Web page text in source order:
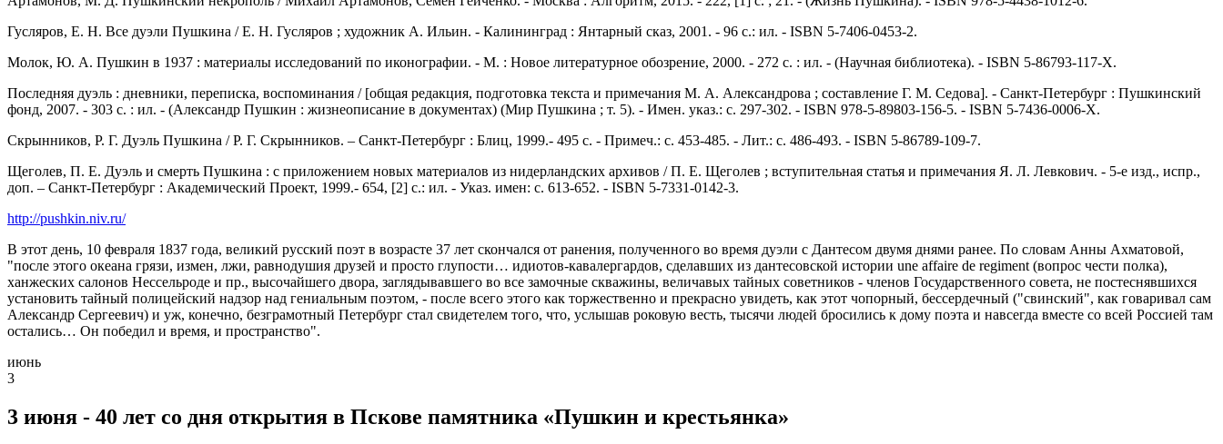
Гусляров, Е. Н. Все дуэли Пушкина / Е. Н. Гусляров ; художник А. Ильин. - Калининград : Янтарный сказ, 2001. - 96 с.: ил. - ISBN 5-7406-0453-2.
Молок, Ю. А. Пушкин в 1937 : материалы исследований по иконографии. - М. : Новое литературное обозрение, 2000. - 272 с. : ил. - (Научная библиотека). - ISBN 5-86793-117-X.
Последняя дуэль : дневники, переписка, воспоминания / [общая редакция, подготовка текста и примечания М. А. Александрова ; составление Г. М. Седова]. - Санкт-Петербург : Пушкинский
фонд, 2007. - 303 с. : ил. - (Александр Пушкин : жизнеописание в документах) (Мир Пушкина ; т. 5). - Имен. указ.: с. 297-302. - ISBN 978-5-89803-156-5. - ISBN 5-7436-0006-X.
Скрынников, Р. Г. Дуэль Пушкина / Р. Г. Скрынников. – Санкт-Петербург : Блиц, 1999.- 495 с. - Примеч.: с. 453-485. - Лит.: с. 486-493. - ISBN 5-86789-109-7.
Щеголев, П. Е. Дуэль и смерть Пушкина : с приложением новых материалов из нидерландских архивов / П. Е. Щеголев ; вступительная статья и примечания Я. Л. Левкович. - 5-е изд., испр.,
доп. – Санкт-Петербург : Академический Проект, 1999.- 654, [2] с.: ил. - Указ. имен: с. 613-652. - ISBN 5-7331-0142-3.
http://pushkin.niv.ru/
В этот день, 10 февраля 1837 года, великий русский поэт в возрасте 37 лет скончался от ранения, полученного во время дуэли с Дантесом двумя днями ранее. По словам Анны Ахматовой,
"после этого океана грязи, измен, лжи, равнодушия друзей и просто глупости… идиотов-кавалергардов, сделавших из дантесовской истории une affaire de regiment (вопрос чести полка),
ханжеских салонов Нессельроде и пр., высочайшего двора, заглядывавшего во все замочные скважины, величавых тайных советников - членов Государственного совета, не постеснявшихся
установить тайный полицейский надзор над гениальным поэтом, - после всего этого как торжественно и прекрасно увидеть, как этот чопорный, бессердечный ("свинский", как говаривал сам
Александр Сергеевич) и уж, конечно, безграмотный Петербург стал свидетелем того, что, услышав роковую весть, тысячи людей бросились к дому поэта и навсегда вместе со всей Россией там
остались… Он победил и время, и пространство".
июнь
3
3 июня - 40 лет со дня открытия в Пскове памятника «Пушкин и крестьянка»